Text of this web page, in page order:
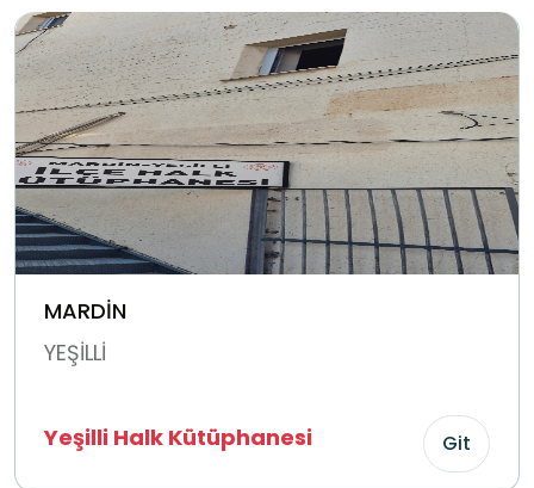
MARDİN
YEŞİLLİ
Yeşilli Halk Kütüphanesi Git